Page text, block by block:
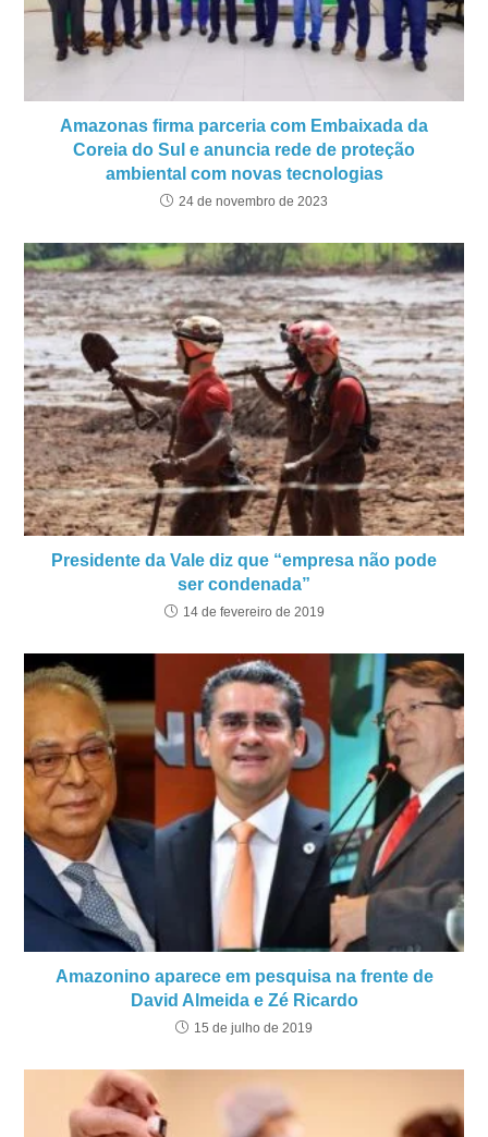
Amazonas firma parceria com Embaixada da
Coreia do Sul e anuncia rede de proteção
ambiental com novas tecnologias
24 de novembro de 2023
Presidente da Vale diz que “empresa não pode
ser condenada”
14 de fevereiro de 2019
Amazonino aparece em pesquisa na frente de
David Almeida e Zé Ricardo
15 de julho de 2019